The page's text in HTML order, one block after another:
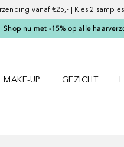
vanaf €25,- | Kies 2
Shop nu met -15% op alle
MAKE-UP
GEZICHT